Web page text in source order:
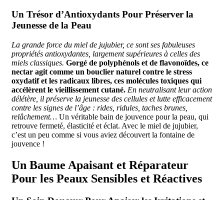
Un Trésor d’Antioxydants Pour Préserver la
Jeunesse de la Peau
La grande force du miel de jujubier, ce sont ses fabuleuses
propriétés antioxydantes, largement supérieures à celles des
miels classiques. Gorgé de polyphénols et de flavonoïdes, ce
nectar agit comme un bouclier naturel contre le stress
oxydatif et les radicaux libres, ces molécules toxiques qui
accélèrent le vieillissement cutané. En neutralisant leur action
délétère, il préserve la jeunesse des cellules et lutte efficacement
contre les signes de l’âge : rides, ridules, taches brunes,
relâchement… Un véritable bain de jouvence pour la peau, qui
retrouve fermeté, élasticité et éclat. Avec le miel de jujubier,
c’est un peu comme si vous aviez découvert la fontaine de
jouvence !
Un Baume Apaisant et Réparateur
Pour les Peaux Sensibles et Réactives